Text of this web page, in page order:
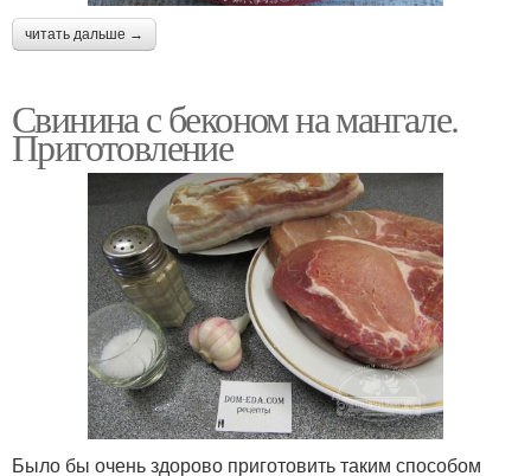
читать дальше →
Свинина с беконом на мангале.
Приготовление
Было бы очень здорово приготовить таким способом